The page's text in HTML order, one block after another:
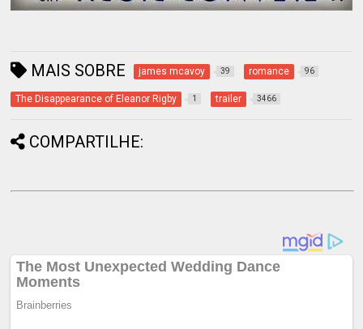
MAIS SOBRE james mcavoy 39 romance 96
The Disappearance of Eleanor Rigby 1 trailer 3466
COMPARTILHE: